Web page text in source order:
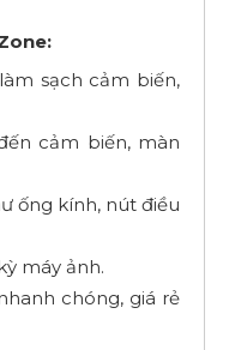
sạch cảm biến,
cảm biến, màn
ống kính, nút điều
máy ảnh.
chóng, giá rẻ